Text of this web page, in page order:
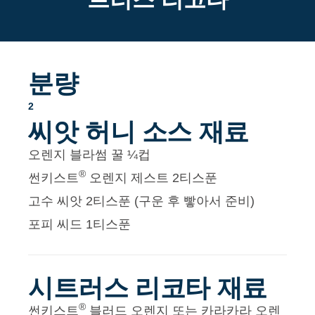
분량
2
씨앗 허니 소스 재료
오렌지 블라썸 꿀 ¼컵
썬키스트® 오렌지 제스트 2티스푼
고수 씨앗 2티스푼 (구운 후 빻아서 준비)
포피 씨드 1티스푼
시트러스 리코타 재료
썬키스트® 블러드 오렌지 또는 카라카라 오렌